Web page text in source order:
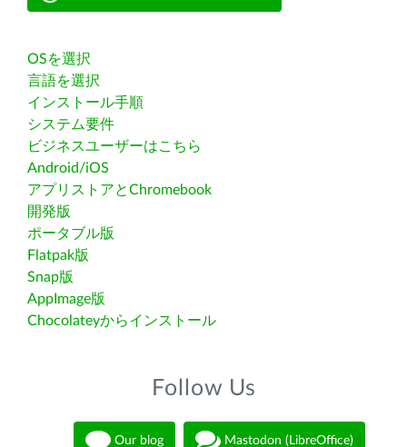
OSを選択
言語を選択
インストール手順
システム要件
ビジネスユーザーはこちら
Android/iOS
アプリストアとChromebook
開発版
ポータブル版
Flatpak版
Snap版
AppImage版
Chocolateyからインストール
Follow Us
Our blog Mastodon (LibreOffice)